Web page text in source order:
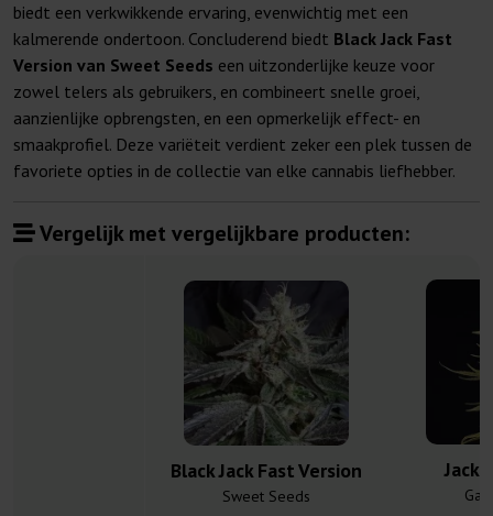
biedt een verkwikkende ervaring, evenwichtig met een
kalmerende ondertoon. Concluderend biedt Black Jack Fast
Version van Sweet Seeds een uitzonderlijke keuze voor
zowel telers als gebruikers, en combineert snelle groei,
aanzienlijke opbrengsten, en een opmerkelijk effect- en
smaakprofiel. Deze variëteit verdient zeker een plek tussen de
favoriete opties in de collectie van elke cannabis liefhebber.
Vergelijk met vergelijkbare producten:
Black Jack Fast Version
Sweet Seeds
Jack